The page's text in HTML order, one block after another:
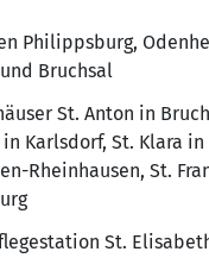
Philippsburg,
Bruchsal
St. Anton in
Karlsdorf, St. Klara in
Rheinhausen, St.
St.